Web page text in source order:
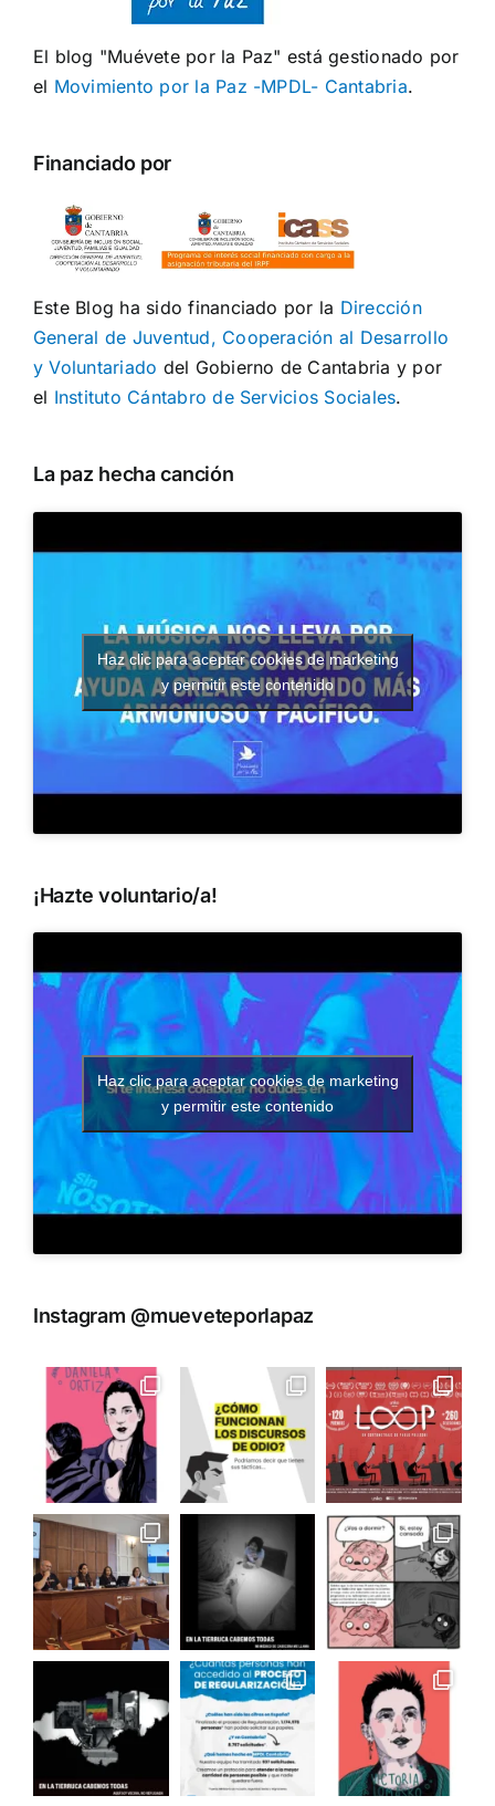
El blog "Muévete por la Paz" está gestionado por
el Movimiento por la Paz -MPDL- Cantabria.
Financiado por
Este Blog ha sido financiado por la Dirección
General de Juventud, Cooperación al Desarrollo
y Voluntariado del Gobierno de Cantabria y por
el Instituto Cántabro de Servicios Sociales.
La paz hecha canción
Haz clic para aceptar cookies de marketing
y permitir este contenido
¡Hazte voluntario/a!
Haz clic para aceptar cookies de marketing
y permitir este contenido
Instagram @mueveteporlapaz